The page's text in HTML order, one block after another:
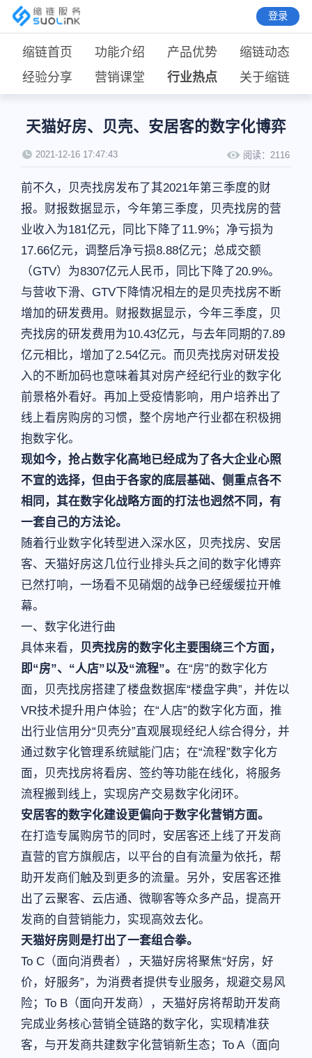
登录
缩链首页 功能介绍 产品优势
缩链动态
经验分享
营销课堂 行业热点 关于缩链
天猫好房、贝壳、安居客的数字化博弈
2021-12-16 17:47:43 阅读： 2116
前不久，贝壳找房发布了其2021年第三季度的财
报。财报数据显示，今年第三季度，贝壳找房的营
业收入为181亿元，同比下降了11.9%；净亏损为
17.66亿元，调整后净亏损8.88亿元；总成交额
（GTV）为8307亿元人民币，同比下降了20.9%。
与营收下滑、GTV下降情况相左的是贝壳找房不断
增加的研发费用。财报数据显示，今年三季度，贝
壳找房的研发费用为10.43亿元，与去年同期的7.89
亿元相比，增加了2.54亿元。而贝壳找房对研发投
入的不断加码也意味着其对房产经纪行业的数字化
前景格外看好。再加上受疫情影响，用户培养出了
线上看房购房的习惯，整个房地产行业都在积极拥
抱数字化。
现如今，抢占数字化高地已经成为了各大企业心照
不宣的选择，但由于各家的底层基础、侧重点各不
相同，其在数字化战略方面的打法也迥然不同，有
一套自己的方法论。
随着行业数字化转型进入深水区，贝壳找房、安居
客、天猫好房这几位行业排头兵之间的数字化博弈
已然打响，一场看不见硝烟的战争已经缓缓拉开帷
幕。
一、数字化进行曲
具体来看，
贝壳找房的数字化主要围绕三个方面，
即“房”、“人店”以及“流程”。 在“房”的数字化方
面，贝壳找房搭建了楼盘数据库“楼盘字典”，并佐以
VR技术提升用户体验；在“人店”的数字化方面，推
出行业信用分“贝壳分”直观展现经纪人综合得分，并
通过数字化管理系统赋能门店；在“流程”数字化方
面，贝壳找房将看房、签约等功能在线化，将服务
流程搬到线上，实现房产交易数字化闭环。
安居客的数字化建设更偏向于数字化营销方面。
在打造专属购房节的同时，安居客还上线了开发商
直营的官方旗舰店，以平台的自有流量为依托，帮
助开发商们触及到更多的流量。另外，安居客还推
出了云聚客、云店通、微聊客等众多产品，提高开
发商的自营销能力，实现高效去化。
天猫好房则是打出了一套组合拳。
To C（面向消费者），天猫好房将聚焦“好房，好
价，好服务”，为消费者提供专业服务，规避交易风
险；To B（面向开发商），天猫好房将帮助开发商
完成业务核心营销全链路的数字化，实现精准获
客，与开发商共建数字化营销新生态；To A（面向